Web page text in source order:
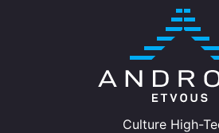
Culture High-